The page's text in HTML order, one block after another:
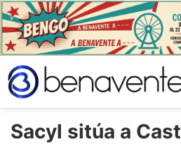
Sacyl sitúa a